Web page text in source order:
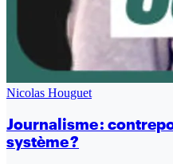
Nicolas Houguet
Journalisme :
système ?